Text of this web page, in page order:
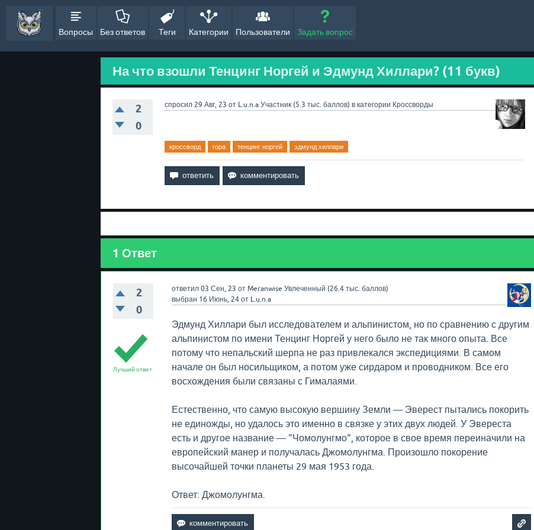
Вопросы Без ответов Теги Категории Пользователи Задать вопрос
На что взошли Тенцинг Норгей и Эдмунд Хиллари? (11 букв)
2
0
спросил 29 Авг, 23 от L.u.n.a Участник (5.3 тыс. баллов) в категории Кроссворды
кроссворд гора тенцинг норгей эдмунд хиллари
1 Ответ
2
0
ответил 03 Сен, 23 от Meranwise Увлеченный (26.4 тыс.баллов)
выбран 16 Июнь, 24 от L.u.n.a
Лучший ответ
Эдмунд Хиллари был исследователем и альпинистом, но по сравнению с другим
альпинистом по имени Тенцинг Норгей у него было не так много опыта. Все
потому что непальский шерпа не раз привлекался экспедициями. В самом
начале он был носильщиком, а потом уже сирдаром и проводником. Все его
восхождения были связаны с Гималаями.
Естественно, что самую высокую вершину Земли — Эверест пытались покорить
не единожды, но удалось это именно в связке у этих двух людей. У Эвереста
есть и другое название — "Чомолунгмо", которое в свое время переиначили на
европейский манер и получалась Джомолунгма. Произошло покорение
высочайшей точки планеты 29 мая 1953 года.
Ответ: Джомолунгма.